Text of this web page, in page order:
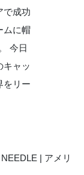
で成功
ムに帽
今日
キャッ
をリー
| アメリ